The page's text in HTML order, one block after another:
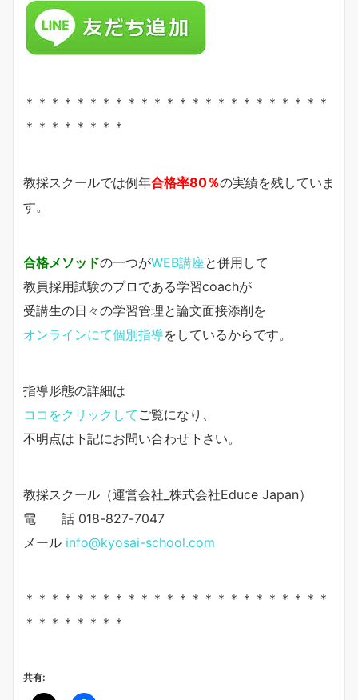
＊＊＊＊＊＊＊＊＊＊＊＊＊＊＊＊＊＊＊＊＊＊＊＊
＊＊＊＊＊＊＊＊
教採スクールでは例年合格率80％の実績を残していま
す。
合格メソッドの一つがWEB講座と併用して
教員採用試験のプロである学習coachが
受講生の日々の学習管理と論文面接添削を
オンラインにて個別指導をしているからです。
指導形態の詳細は
ココをクリックして ご覧になり、
不明点は下記にお問い合わせ下さい。
教採スクール（運営会社_株式会社Educe Japan）
電 話 018-827-7047
メール info@kyosai-school.com
＊＊＊＊＊＊＊＊＊＊＊＊＊＊＊＊＊＊＊＊＊＊＊＊
＊＊＊＊＊＊＊＊
共有: